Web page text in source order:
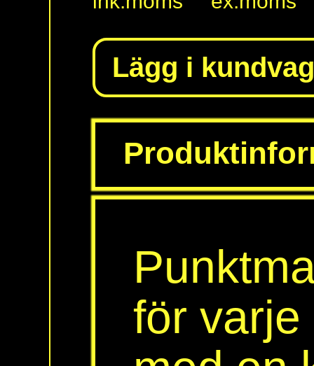
support:
010 - 470 99 00
Till toppen